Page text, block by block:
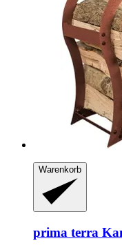
Warenkorb
prima terra